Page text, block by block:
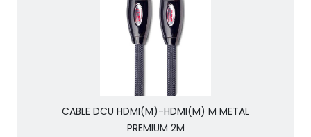
CABLE DCU HDMI(M)-HDMI(M) M METAL
PREMIUM 2M